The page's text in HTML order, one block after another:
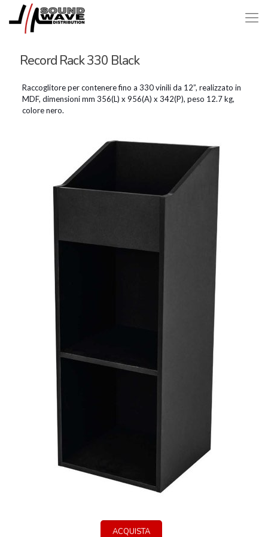
Record Rack 330 Black
Raccoglitore per contenere fino a 330 vinili da 12”, realizzato in
MDF, dimensioni mm 356(L) x 956(A) x 342(P), peso 12.7 kg,
colore nero.
ACQUISTA